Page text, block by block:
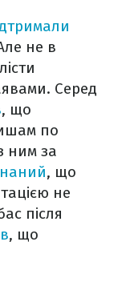
не в
Серед
, що
по
ним за
, що
не
після
, що